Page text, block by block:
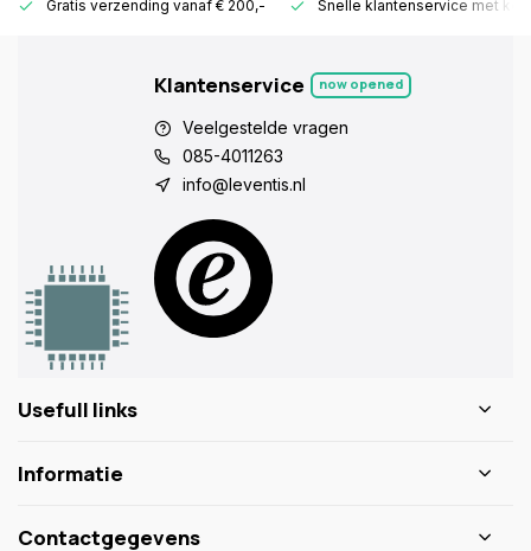
Gratis verzending vanaf € 200,- Snelle klantenservice met
Klantenservice now opened
Veelgestelde vragen
085-4011263
info@leventis.nl
Usefull links
Informatie
Contactgegevens